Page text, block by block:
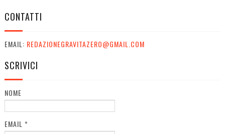
CONTATTI
EMAIL: REDAZIONEGRAVITAZERO@GMAIL.COM
SCRIVICI
NOME
EMAIL *